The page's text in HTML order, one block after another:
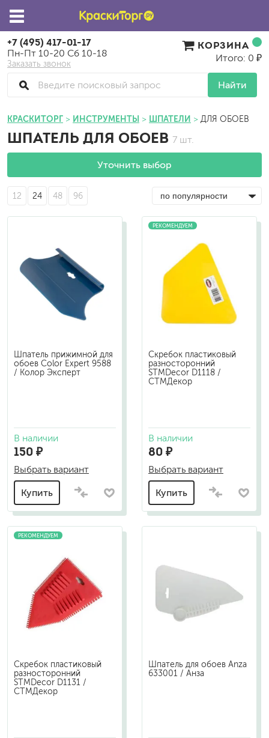
+7 (495) 417-01-17
Пн-Пт 10-20 Сб 10-18
Заказать звонок
Найти
КОРЗИНА
Итого: 0 ₽
КРАСКИТОРГ ИНСТРУМЕНТЫ ШПАТЕЛИ ДЛЯ ОБОЕВ
ШПАТЕЛЬ ДЛЯ ОБОЕВ 7 шт.
Уточнить выбор
12 24 48 96
Шпатель прижимной для
обоев Color Expert 9588
/ Колор Эксперт
В наличии
150 ₽
Выбрать вариант
Купить
РЕКОМЕНДУЕМ
Скребок пластиковый
разносторонний
STMDecor D1118 /
СТМДекор
В наличии
80 ₽
Выбрать вариант
Купить
РЕКОМЕНДУЕМ
Скребок пластиковый
разносторонний
STMDecor D1131 /
СТМДекор
Шпатель для обоев Anza
633001 / Анза